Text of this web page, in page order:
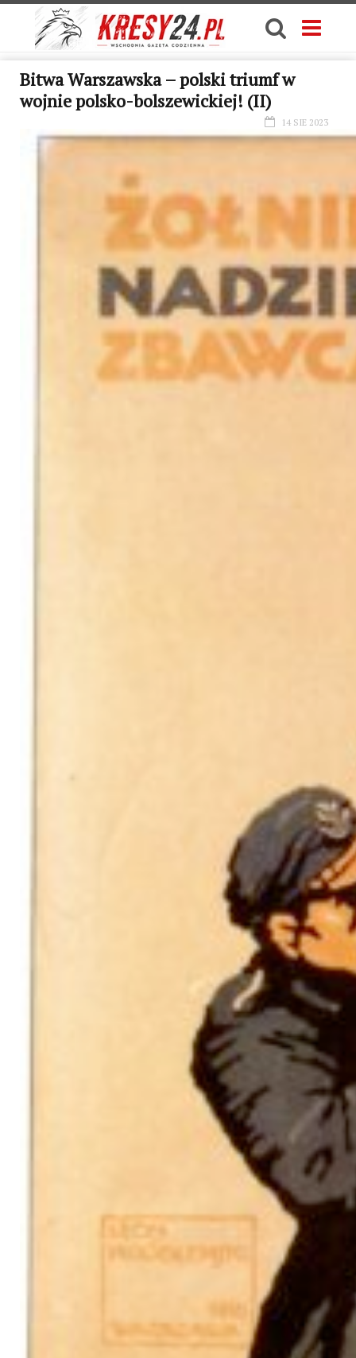
Bitwa Warszawska – polski triumf w
wojnie polsko-bolszewickiej! (II)
14 SIE 2023